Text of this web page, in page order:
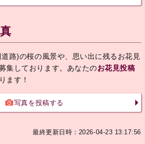
路)の桜の風景や、思い出に残るお花見
集しております。あなたのお花見投稿
ます！
写真を投稿する
最終更新日時：2026-04-23 13:17:56